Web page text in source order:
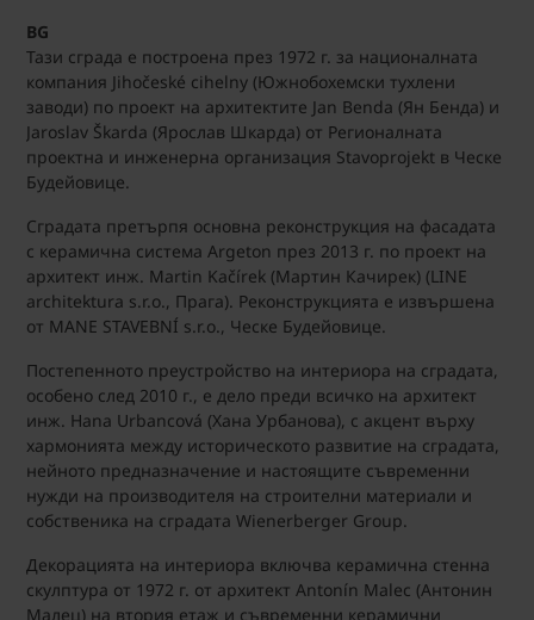
BG
Тази сграда е построена през 1972 г. за националната
компания Jihočeské cihelny (Южнобохемски тухлени
заводи) по проект на архитектите Jan Benda (Ян Бенда) и
Jaroslav Škarda (Ярослав Шкарда) от Регионалната
проектна и инженерна организация Stavoprojekt в Ческе
Будейовице.
Сградата претърпя основна реконструкция на фасадата
с керамична система Argeton през 2013 г. по проект на
архитект инж. Martin Kačírek (Мартин Качирек) (LINE
architektura s.r.o., Прага). Реконструкцията е извършена
от MANE STAVEBNÍ s.r.o., Ческе Будейовице.
Постепенното преустройство на интериора на сградата,
особено след 2010 г., е дело преди всичко на архитект
инж. Hana Urbancová (Хана Урбанова), с акцент върху
хармонията между историческото развитие на сградата,
нейното предназначение и настоящите съвременни
нужди на производителя на строителни материали и
собственика на сградата Wienerberger Group.
Декорацията на интериора включва керамична стенна
скулптура от 1972 г. от архитект Antonín Malec (Антонин
Малец) на втория етаж и съвременни керамични